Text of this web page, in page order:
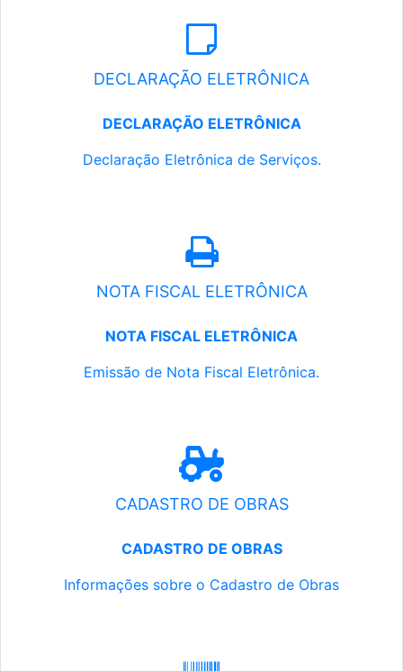
DECLARAÇÃO ELETRÔNICA
DECLARAÇÃO ELETRÔNICA
Declaração Eletrônica de Serviços.
NOTA FISCAL ELETRÔNICA
NOTA FISCAL ELETRÔNICA
Emissão de Nota Fiscal Eletrônica.
CADASTRO DE OBRAS
CADASTRO DE OBRAS
Informações sobre o Cadastro de Obras